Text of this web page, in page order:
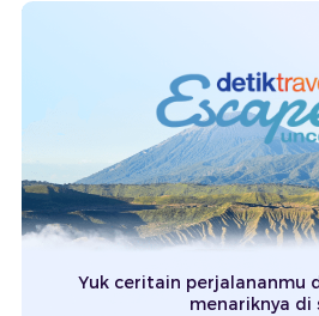
Yuk ceritain perjalananmu
menariknya di